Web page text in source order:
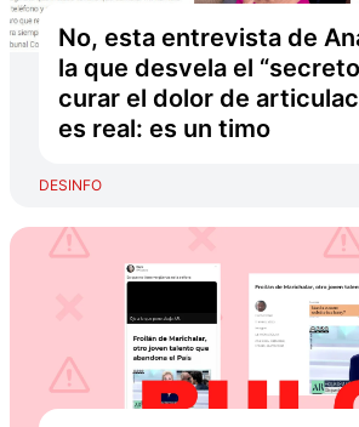
No, esta entrevista de
la que desvela el
curar el dolor de
es real: es un timo
DESINFO